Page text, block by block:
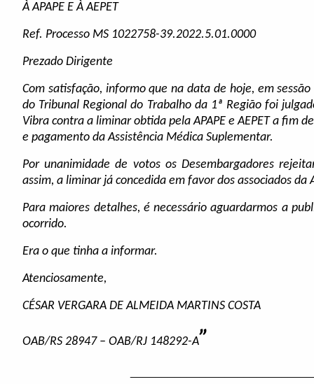
À APAPE E À AEPET
Ref. Processo MS 1022758-39.2022.5.01.0000
Prezado Dirigente
Com satisfação, informo que na data de hoje, em
do Tribunal Regional do Trabalho da 1ª Região foi
Vibra contra a liminar obtida pela APAPE e AEPET a fim
e pagamento da Assistência Médica Suplementar.
Por unanimidade de votos os Desembargadores
assim, a liminar já concedida em favor dos associados da
Para maiores detalhes, é necessário aguardarmos a
ocorrido.
Era o que tinha a informar.
Atenciosamente,
CÉSAR VERGARA DE ALMEIDA MARTINS COSTA
OAB/RS 28947 – OAB/RJ 148292-A”